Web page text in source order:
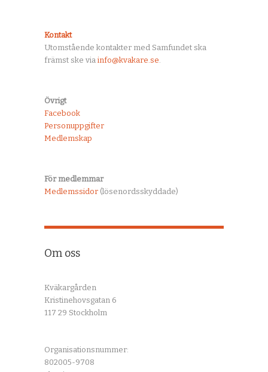
Kontakt
Utomstående kontakter med Samfundet ska
främst ske via info@kvakare.se.
Övrigt
Facebook
Personuppgifter
Medlemskap
För medlemmar
Medlemssidor (lösenordsskyddade)
Om oss
Kväkargården
Kristinehovsgatan 6
117 29 Stockholm
Organisationsnummer:
802005-9708